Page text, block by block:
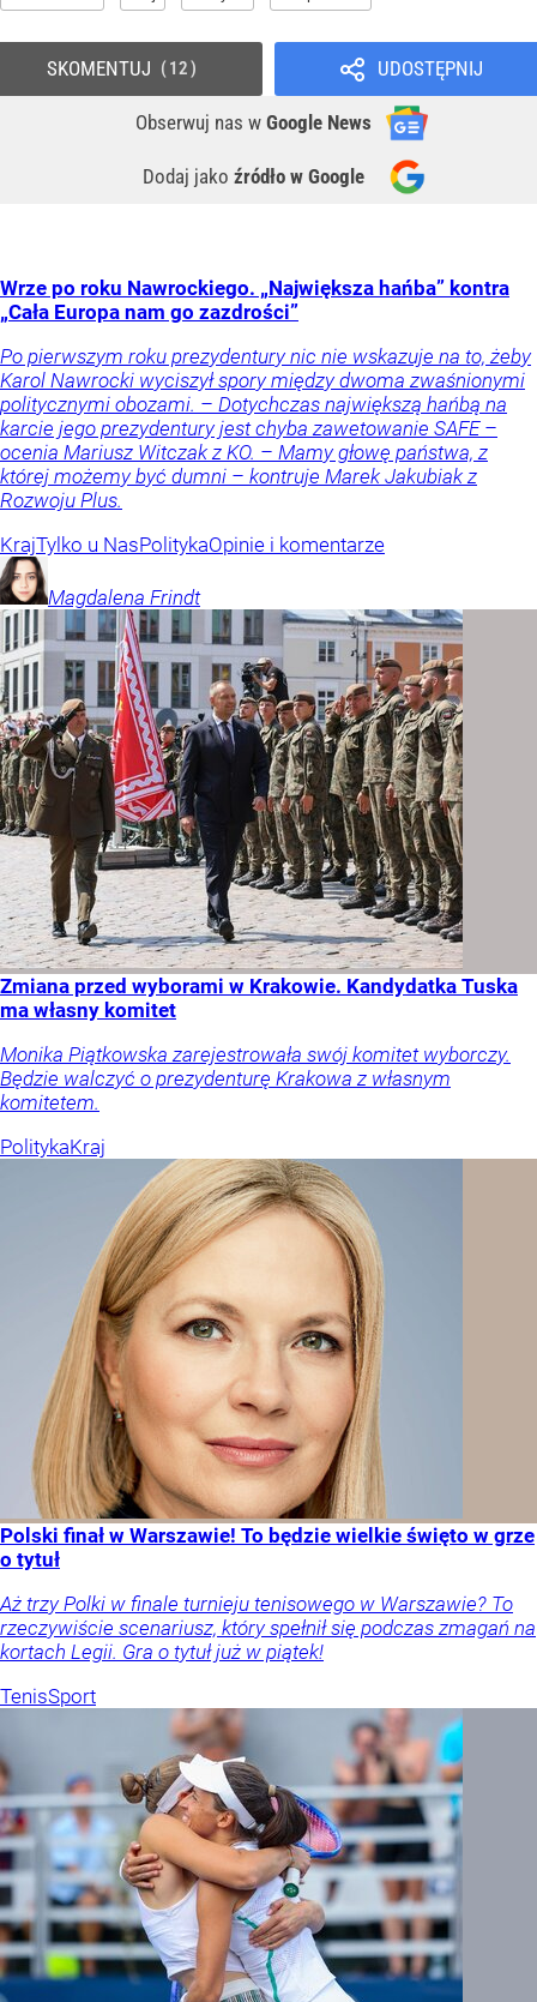
UDOSTĘPNIJ
Obserwuj nas w Google News
Dodaj jako źródło w Google
SKOMENTUJ 12
Wrze po roku Nawrockiego. „Największa hańba” kontra
„Cała Europa nam go zazdrości”
Po pierwszym roku prezydentury nic nie wskazuje na to, żeby
Karol Nawrocki wyciszył spory między dwoma zwaśnionymi
politycznymi obozami. – Dotychczas największą hańbą na
karcie jego prezydentury jest chyba zawetowanie SAFE –
ocenia Mariusz Witczak z KO. – Mamy głowę państwa, z
której możemy być dumni – kontruje Marek Jakubiak z
Rozwoju Plus.
KrajTylko u NasPolitykaOpinie i komentarze
Magdalena Frindt
Zmiana przed wyborami w Krakowie. Kandydatka Tuska
ma własny komitet
Monika Piątkowska zarejestrowała swój komitet wyborczy.
Będzie walczyć o prezydenturę Krakowa z własnym
komitetem.
PolitykaKraj
Polski finał w Warszawie! To będzie wielkie święto w grze
o tytuł
Aż trzy Polki w finale turnieju tenisowego w Warszawie? To
rzeczywiście scenariusz, który spełnił się podczas zmagań na
kortach Legii. Gra o tytuł już w piątek!
TenisSport